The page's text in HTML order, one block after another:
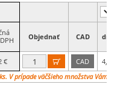
Objednať CAD dn
€  CAD
4,1
V prípade väčšieho množstva Vám